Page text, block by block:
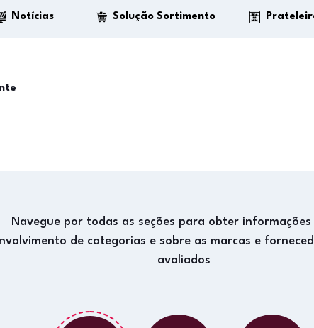
Notícias Solução Sortimento
Navegue por todas as seções para obter informações
de categorias e sobre as marcas e
avaliados